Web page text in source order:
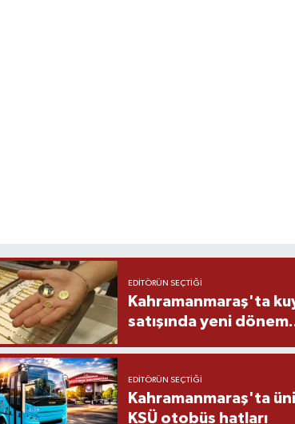
EDITÖRÜN SEÇTIĞI
Kahramanmaraş'ta
satışında yeni
EDITÖRÜN SEÇTIĞI
Kahramanmaraş'ta
KSÜ otobüs hatları